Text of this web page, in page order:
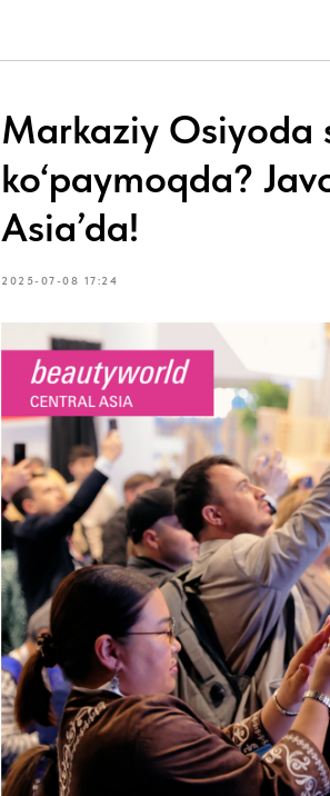
Markaziy Osiyoda
ko‘paymoqda?
Asia’da!
2025-07-08 17:24